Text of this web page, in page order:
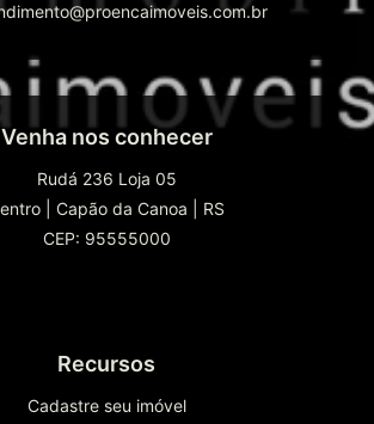
Venha nos conhecer
Rudá 236 Loja 05
Capão da Canoa
RS
CEP: 95555000
Recursos
Cadastre seu imóvel